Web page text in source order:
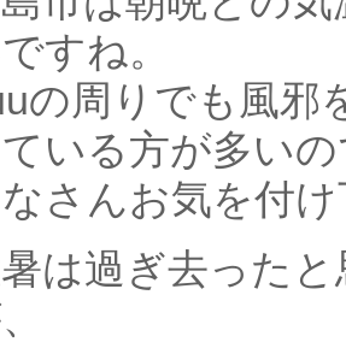
すね。
の周りでも風邪
いる方が多い
さんお気を付
は過ぎ去った